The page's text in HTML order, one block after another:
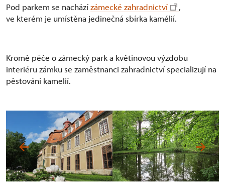
Pod parkem se nacházízámecké zahradnictví
,
ve kterém je umístěna jedinečná sbírka kamélií.
Kromě péče o zámecký park a květinovou výzdobu
interiéru zámku se zaměstnanci zahradnictví specializují na
pěstování kamelií.